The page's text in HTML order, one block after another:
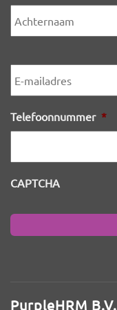
E-
mailadres *
Telefoonnummer *
CAPTCHA
PurpleHRM B.V.